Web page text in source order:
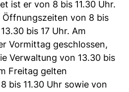
ist er von 8 bis 11.30 Uhr.
von 8 bis
bis 17 Uhr. Am
Vormittag geschlossen,
Verwaltung von 13.30 bis
Freitag gelten
bis 11.30 Uhr sowie von